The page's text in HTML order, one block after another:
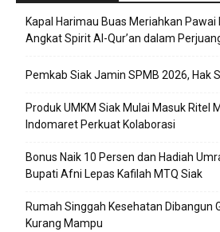
Kapal Harimau Buas Meriahkan Pawai
Angkat Spirit Al-Qur’an dalam
Pemkab Siak Jamin SPMB 2026, Hak
Produk UMKM Siak Mulai Masuk Ritel
Indomaret Perkuat Kolaborasi
Bonus Naik 10 Persen dan Hadiah
Bupati Afni Lepas Kafilah MTQ Siak
Rumah Singgah Kesehatan Dibangun
Kurang Mampu